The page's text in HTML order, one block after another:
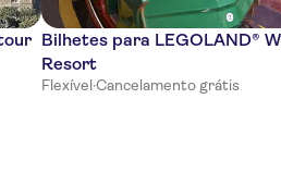
Bilhetes para LEGOLAND®
Resort
Flexível·Cancelamento grátis